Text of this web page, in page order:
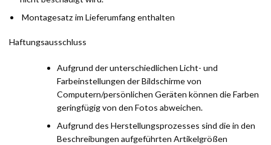
Montagesatz im Lieferumfang enthalten
Haftungsausschluss
Aufgrund der unterschiedlichen Licht- und
Farbeinstellungen der Bildschirme von
Computern/persönlichen Geräten können die Farben
geringfügig von den Fotos abweichen.
Aufgrund des Herstellungsprozesses sind die in den
Beschreibungen aufgeführten Artikelgrößen